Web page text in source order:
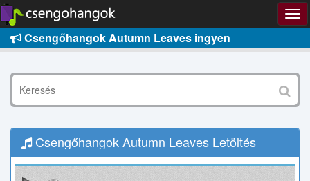
Csengőhangok Autumn Leaves ingyen
Csengőhangok Autumn Leaves Letöltés